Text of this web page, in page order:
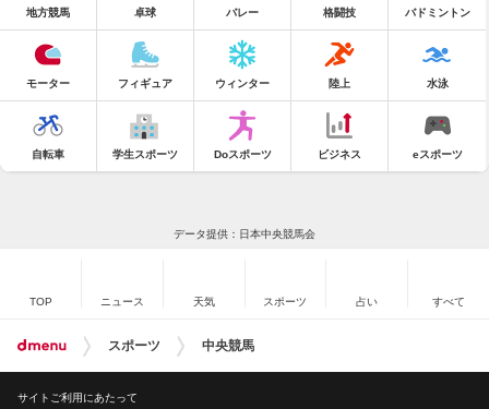
地方競馬 卓球 バレー 格闘技 バドミントン
モーター フィギュア ウィンター 陸上 水泳
自転車 学生スポーツ Doスポーツ ビジネス eスポーツ
データ提供：日本中央競馬会
TOP ニュース 天気 スポーツ 占い すべて
スポーツ 中央競馬
サイトご利用にあたって